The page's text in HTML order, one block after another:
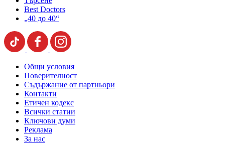
Best Doctors
„40 до 40“
Общи условия
Поверителност
Съдържание от партньори
Контакти
Етичен кодекс
Всички статии
Ключови думи
Реклама
За нас